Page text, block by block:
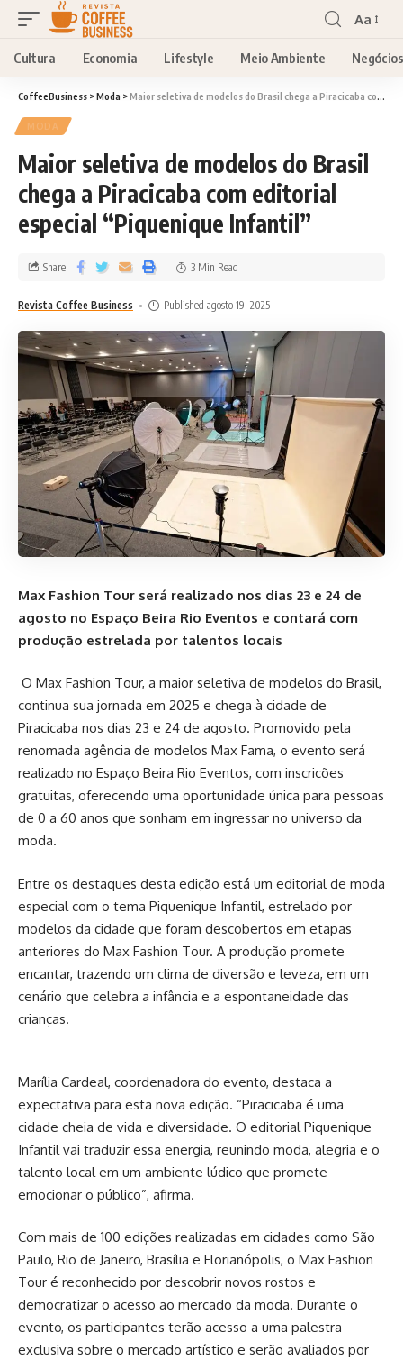
Aa
Cultura Economia Lifestyle Meio Ambiente Negócios
CoffeeBusiness >Moda >Maior seletiva de modelos do Brasil chega a Piracicaba com editorial especial “Piquenique Infantil”
MODA
Maior seletiva de modelos do Brasil
chega a Piracicaba com editorial
especial “Piquenique Infantil”
Revista Coffee Business Published agosto 19, 2025
Share 3 Min Read
Max Fashion Tour será realizado nos dias 23 e 24 de
agosto no Espaço Beira Rio Eventos e contará com
produção estrelada por talentos locais
O Max Fashion Tour, a maior seletiva de modelos do Brasil,
continua sua jornada em 2025 e chega à cidade de
Piracicaba nos dias 23 e 24 de agosto. Promovido pela
renomada agência de modelos Max Fama, o evento será
realizado no Espaço Beira Rio Eventos, com inscrições
gratuitas, oferecendo uma oportunidade única para pessoas
de 0 a 60 anos que sonham em ingressar no universo da
moda.
Entre os destaques desta edição está um editorial de moda
especial com o tema Piquenique Infantil, estrelado por
modelos da cidade que foram descobertos em etapas
anteriores do Max Fashion Tour. A produção promete
encantar, trazendo um clima de diversão e leveza, em um
cenário que celebra a infância e a espontaneidade das
crianças.
Marília Cardeal, coordenadora do evento, destaca a
expectativa para esta nova edição. “Piracicaba é uma
cidade cheia de vida e diversidade. O editorial Piquenique
Infantil vai traduzir essa energia, reunindo moda, alegria e o
talento local em um ambiente lúdico que promete
emocionar o público”, afirma.
Com mais de 100 edições realizadas em cidades como São
Paulo, Rio de Janeiro, Brasília e Florianópolis, o Max Fashion
Tour é reconhecido por descobrir novos rostos e
democratizar o acesso ao mercado da moda. Durante o
evento, os participantes terão acesso a uma palestra
exclusiva sobre o mercado artístico e serão avaliados por